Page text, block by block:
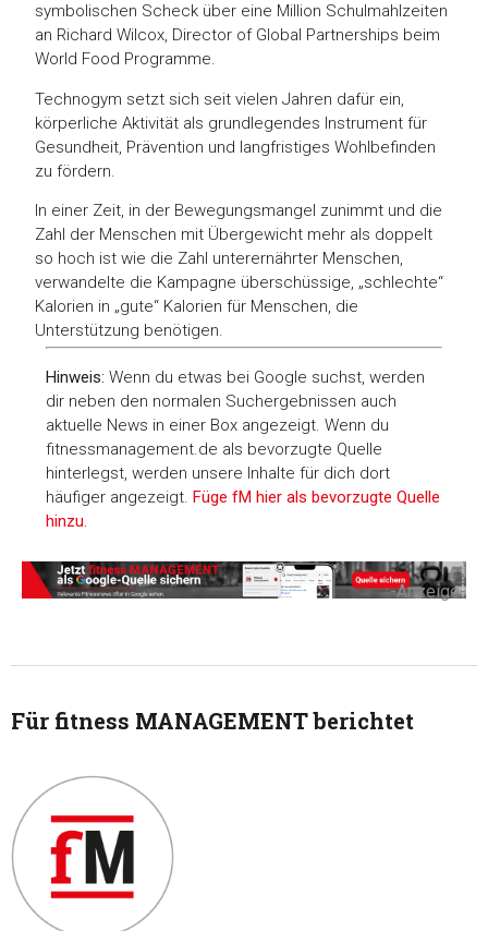
symbolischen Scheck über eine Million Schulmahlzeiten
an Richard Wilcox, Director of Global Partnerships beim
World Food Programme.
Technogym setzt sich seit vielen Jahren dafür ein,
körperliche Aktivität als grundlegendes Instrument für
Gesundheit, Prävention und langfristiges Wohlbefinden
zu fördern.
In einer Zeit, in der Bewegungsmangel zunimmt und die
Zahl der Menschen mit Übergewicht mehr als doppelt
so hoch ist wie die Zahl unterernährter Menschen,
verwandelte die Kampagne überschüssige, „schlechte“
Kalorien in „gute“ Kalorien für Menschen, die
Unterstützung benötigen.
Hinweis: Wenn du etwas bei Google suchst, werden
dir neben den normalen Suchergebnissen auch
aktuelle News in einer Box angezeigt. Wenn du
fitnessmanagement.de als bevorzugte Quelle
hinterlegst, werden unsere Inhalte für dich dort
häufiger angezeigt.Füge fM hier als bevorzugte Quelle
hinzu.
-Anzeige-
Für fitness MANAGEMENT berichtet